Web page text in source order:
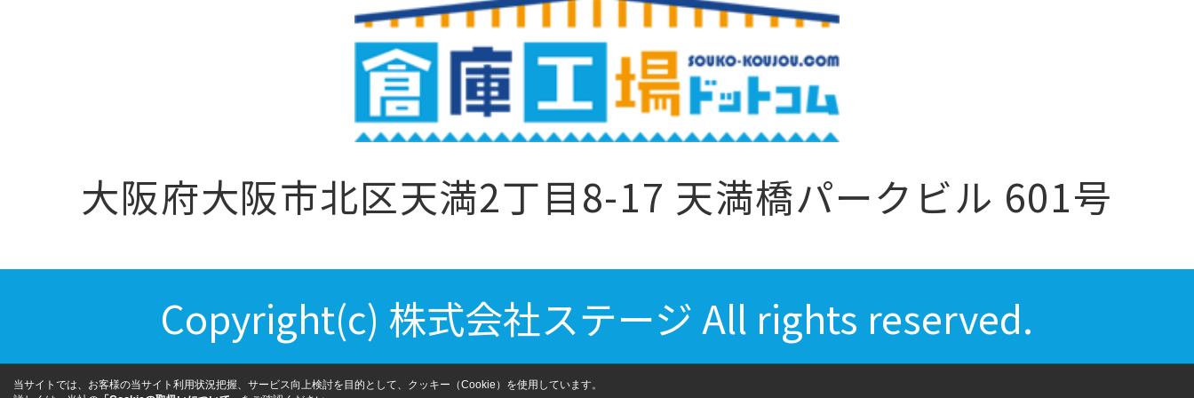
大阪府大阪市北区天満2丁目8-17 天満橋パークビル 601号
Copyright(c) 株式会社ステージ All rights reserved.
当サイトでは、お客様の当サイト利用状況把握、サービス向上検討を目的として、クッキー（Cookie）を使用しています。